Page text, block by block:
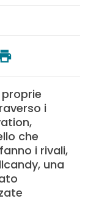
i
che
i rivali,
una